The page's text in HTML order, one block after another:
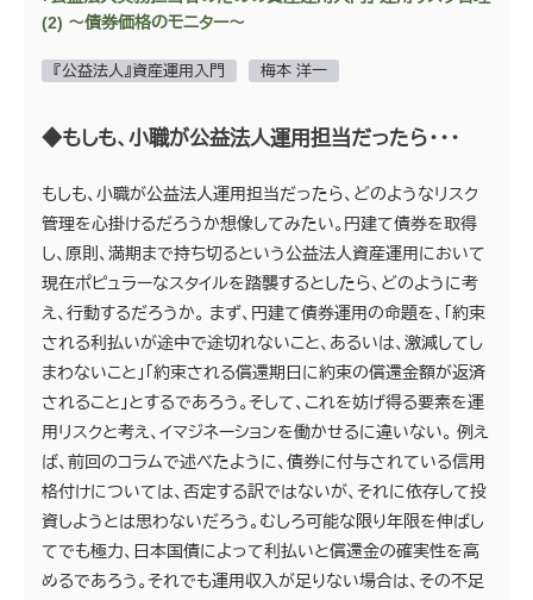
(2) ～債券価格のモニター～
『公益法人』資産運用入門 梅本 洋一
◆もしも、小職が公益法人運用担当だったら・・・
もしも、小職が公益法人運用担当だったら、どのようなリスク
管理を心掛けるだろうか想像してみたい。円建て債券を取得
し、原則、満期まで持ち切るという公益法人資産運用において
現在ポピュラーなスタイルを踏襲するとしたら、どのように考
え、行動するだろうか。 まず、円建て債券運用の命題を、｢約束
される利払いが途中で途切れないこと、あるいは、激減してし
まわないこと｣「約束される償還期日に約束の償還金額が返済
されること」とするであろう。そして、これを妨げ得る要素を運
用リスクと考え、イマジネーションを働かせるに違いない。 例え
ば、前回のコラムで述べたように、債券に付与されている信用
格付けについては、否定する訳ではないが、それに依存して投
資しようとは思わないだろう。むしろ可能な限り年限を伸ばし
てでも極力、日本国債によって利払いと償還金の確実性を高
めるであろう。それでも運用収入が足りない場合は、その不足